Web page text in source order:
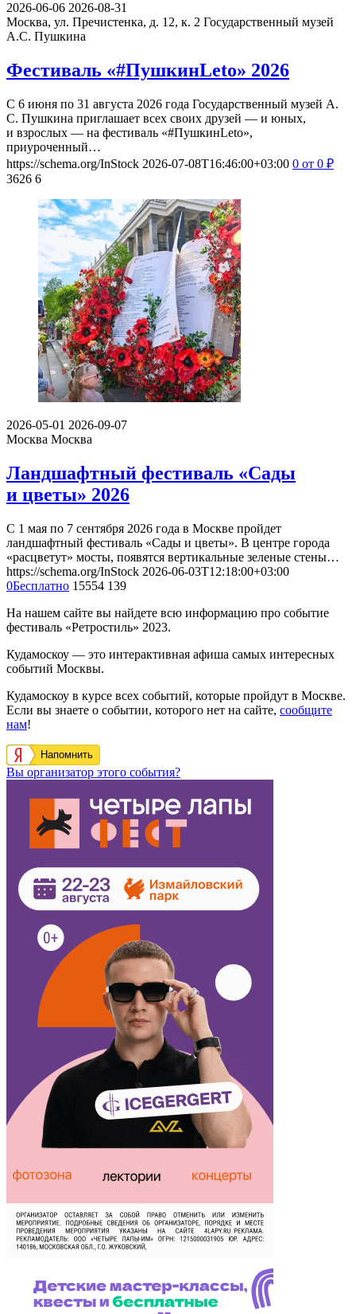
2026-06-06 2026-08-31
Москва, ул. Пречистенка, д. 12, к. 2 Государственный музей
А.С. Пушкина
Фестиваль «#ПушкинLeto» 2026
С 6 июня по 31 августа 2026 года Государственный музей А.
С. Пушкина приглашает всех своих друзей — и юных,
и взрослых — на фестиваль «#ПушкинLeto»,
приуроченный…
https://schema.org/InStock 2026-07-08T16:46:00+03:00 0 от 0 ₽
3626 6
2026-05-01 2026-09-07
Москва Москва
Ландшафтный фестиваль «Сады
и цветы» 2026
С 1 мая по 7 сентября 2026 года в Москве пройдет
ландшафтный фестиваль «Сады и цветы». В центре города
«расцветут» мосты, появятся вертикальные зеленые стены…
https://schema.org/InStock 2026-06-03T12:18:00+03:00
0Бесплатно 15554 139
На нашем сайте вы найдете всю информацию про событие
фестиваль «Ретростиль» 2023.
Кудамоскоу — это интерактивная афиша самых интересных
событий Москвы.
Кудамоскоу в курсе всех событий, которые пройдут в Москве.
Если вы знаете о событии, которого нет на сайте, сообщите
нам!
Напомнить
Вы организатор этого события?